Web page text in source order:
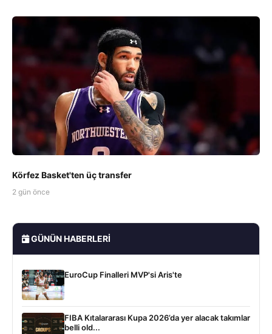
Körfez Basket'ten üç transfer
2 gün önce
GÜNÜN HABERLERI
EuroCup Finalleri MVP'si Aris'te
FIBA Kıtalararası Kupa 2026’da yer alacak takımlar
belli old...